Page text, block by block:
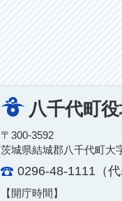
八千代町
〒300-3592
茨城県結城郡八千代町大
0296-48-1111（代
【開庁時間】